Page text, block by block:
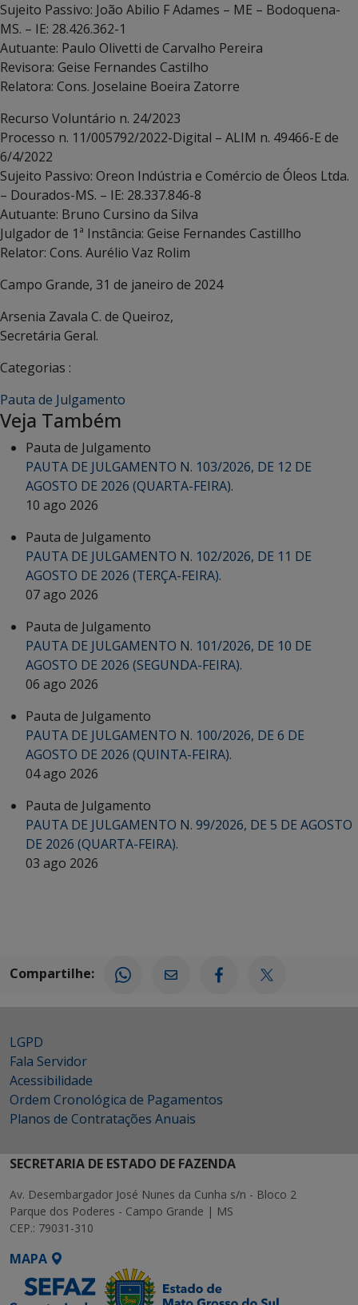
Sujeito Passivo: João Abilio F Adames – ME – Bodoquena-
MS. – IE: 28.426.362-1
Autuante: Paulo Olivetti de Carvalho Pereira
Revisora: Geise Fernandes Castilho
Relatora: Cons. Joselaine Boeira Zatorre
Recurso Voluntário n. 24/2023
Processo n. 11/005792/2022-Digital – ALIM n. 49466-E de
6/4/2022
Sujeito Passivo: Oreon Indústria e Comércio de Óleos Ltda.
– Dourados-MS. – IE: 28.337.846-8
Autuante: Bruno Cursino da Silva
Julgador de 1ª Instância: Geise Fernandes Castillho
Relator: Cons. Aurélio Vaz Rolim
Campo Grande, 31 de janeiro de 2024
Arsenia Zavala C. de Queiroz,
Secretária Geral.
Categorias :
Pauta de Julgamento
Veja Também
Pauta de Julgamento
PAUTA DE JULGAMENTO N. 103/2026, DE 12 DE
AGOSTO DE 2026 (QUARTA-FEIRA).
10 ago 2026
Pauta de Julgamento
PAUTA DE JULGAMENTO N. 102/2026, DE 11 DE
AGOSTO DE 2026 (TERÇA-FEIRA).
07 ago 2026
Pauta de Julgamento
PAUTA DE JULGAMENTO N. 101/2026, DE 10 DE
AGOSTO DE 2026 (SEGUNDA-FEIRA).
06 ago 2026
Pauta de Julgamento
PAUTA DE JULGAMENTO N. 100/2026, DE 6 DE
AGOSTO DE 2026 (QUINTA-FEIRA).
04 ago 2026
Pauta de Julgamento
PAUTA DE JULGAMENTO N. 99/2026, DE 5 DE AGOSTO
DE 2026 (QUARTA-FEIRA).
03 ago 2026
Compartilhe:
LGPD
Fala Servidor
Acessibilidade
Ordem Cronológica de Pagamentos
Planos de Contratações Anuais
SECRETARIA DE ESTADO DE FAZENDA
Av. Desembargador José Nunes da Cunha s/n - Bloco 2
Parque dos Poderes - Campo Grande | MS
CEP.: 79031-310
MAPA